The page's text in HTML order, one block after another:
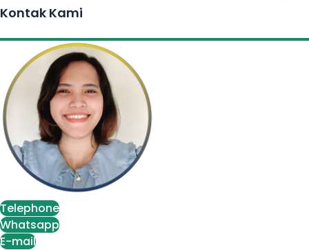
Kontak Kami
Telephone
Whatsapp
E-mail